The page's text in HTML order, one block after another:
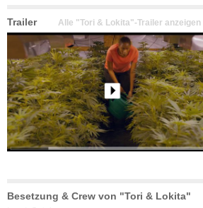
Trailer Alle "Tori & Lokita"-Trailer anzeigen
Besetzung & Crew von "Tori & Lokita"